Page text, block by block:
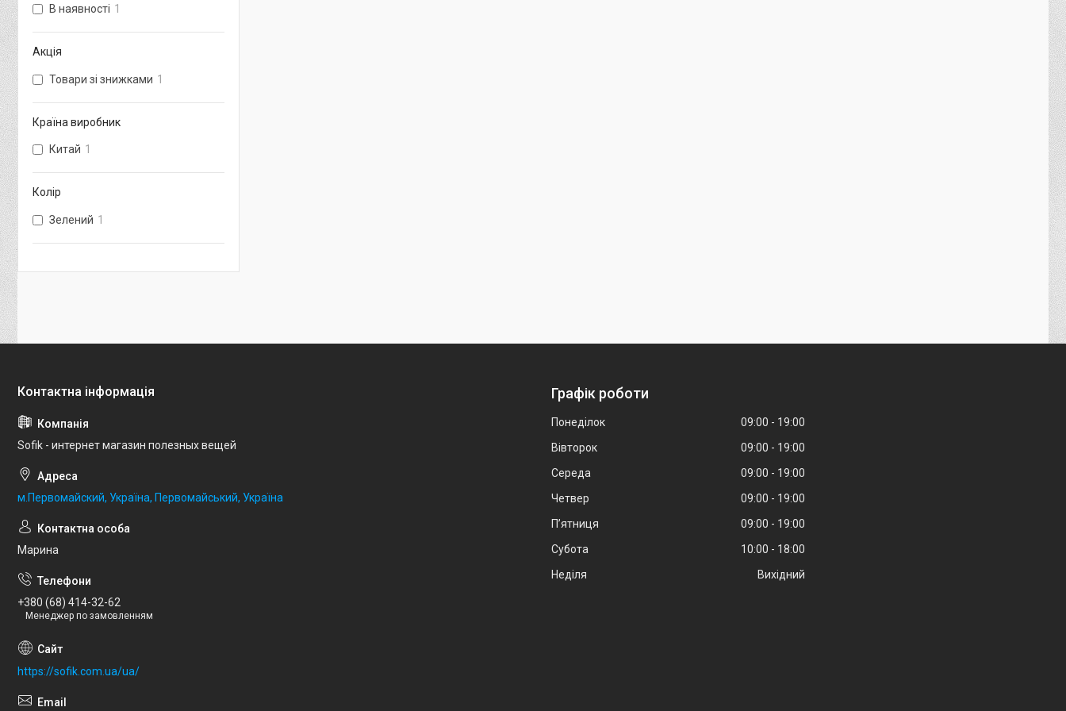
В наявності 1
Акція
Товари зі знижками 1
Країна виробник
Китай 1
Колір
Зелений 1
Sofik - интернет магазин полезных вещей
м.Первомайский, Україна, Первомайський, Україна
Марина
+380 (68) 414-32-62
Менеджер по замовленням
https://sofik.com.ua/ua/
Графік роботи
Понеділок 09:00
19:00
Вівторок
09:00
19:00
Середа
09:00
19:00
Четвер
09:00
19:00
Пʼятниця
09:00
19:00
Субота
10:00
18:00
Неділя
Вихідний